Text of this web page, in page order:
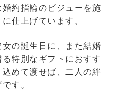
約指輪のビジューを施
仕上げています。
の誕生日に、また結婚
特別なギフトにおすす
めて渡せば、二人の絆
す。